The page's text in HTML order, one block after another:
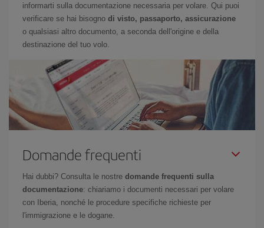
informarti sulla documentazione necessaria per volare. Qui puoi
verificare se hai bisogno di visto, passaporto, assicurazione
o qualsiasi altro documento, a seconda dell'origine e della
destinazione del tuo volo.
Domande frequenti
Hai dubbi? Consulta le nostre domande frequenti sulla
documentazione: chiariamo i documenti necessari per volare
con Iberia, nonché le procedure specifiche richieste per
l'immigrazione e le dogane.